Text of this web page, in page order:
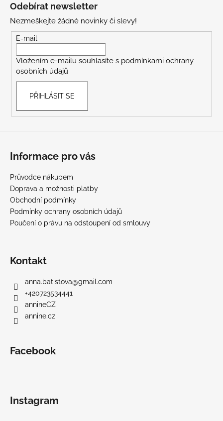
Odebírat newsletter
Nezmeškejte žádné novinky či slevy!
E-mail
Vložením e-mailu souhlasíte s podmínkami ochrany
osobních údajů
PŘIHLÁSIT SE
Informace pro vás
Průvodce nákupem
Doprava a možnosti platby
Obchodní podmínky
Podmínky ochrany osobních údajů
Poučení o právu na odstoupení od smlouvy
Kontakt
anna.batistova@gmail.com
+420723534441
annineCZ
annine.cz
Facebook
Instagram